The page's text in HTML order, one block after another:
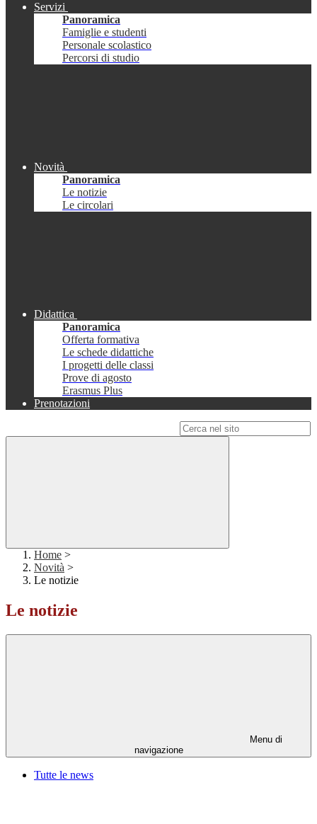
Servizi
Panoramica
Famiglie e studenti
Personale scolastico
Percorsi di studio
Novità
Panoramica
Le notizie
Le circolari
Didattica
Panoramica
Offerta formativa
Le schede didattiche
I progetti delle classi
Prove di agosto
Erasmus Plus
Prenotazioni
Home >
Novità >
Le notizie
Le notizie
Menu di
navigazione
Tutte le news